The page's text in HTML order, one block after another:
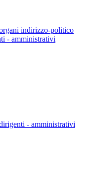
indirizzo-politico
- amministrativi
- amministrativi